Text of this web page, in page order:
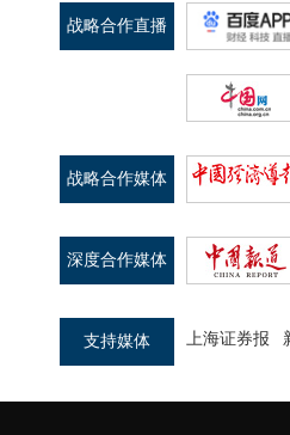
战略合作直播
战略合作媒体
深度合作媒体
支持媒体 上海证券报